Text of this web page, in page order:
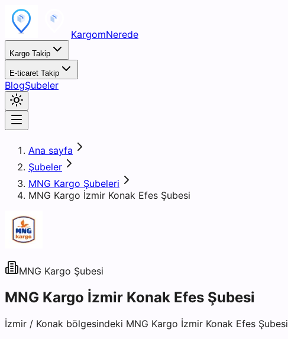
KargomNerede
Kargo Takip
E-ticaret Takip
BlogŞubeler
Ana sayfa
Şubeler
MNG Kargo Şubeleri
MNG Kargo İzmir Konak Efes Şubesi
MNG Kargo Şubesi
MNG Kargo İzmir Konak Efes Şubesi
İzmir / Konak bölgesindeki MNG Kargo İzmir Konak Efes Şubesi